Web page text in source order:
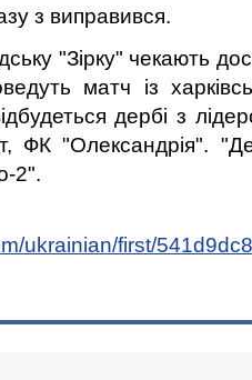
з виправився.
"Зірку" чекають
матч із
дербі з
ФК "Олександрія".
2".
ukrainian/first/